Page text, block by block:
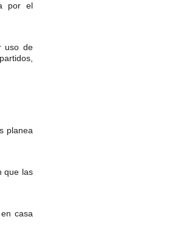
por el
uso de
planea
que las
casa